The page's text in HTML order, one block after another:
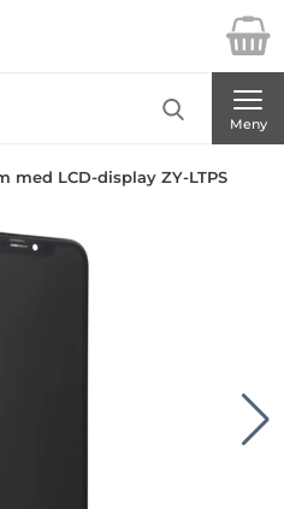
Telecom AB
Meny
med LCD-display ZY-LTPS